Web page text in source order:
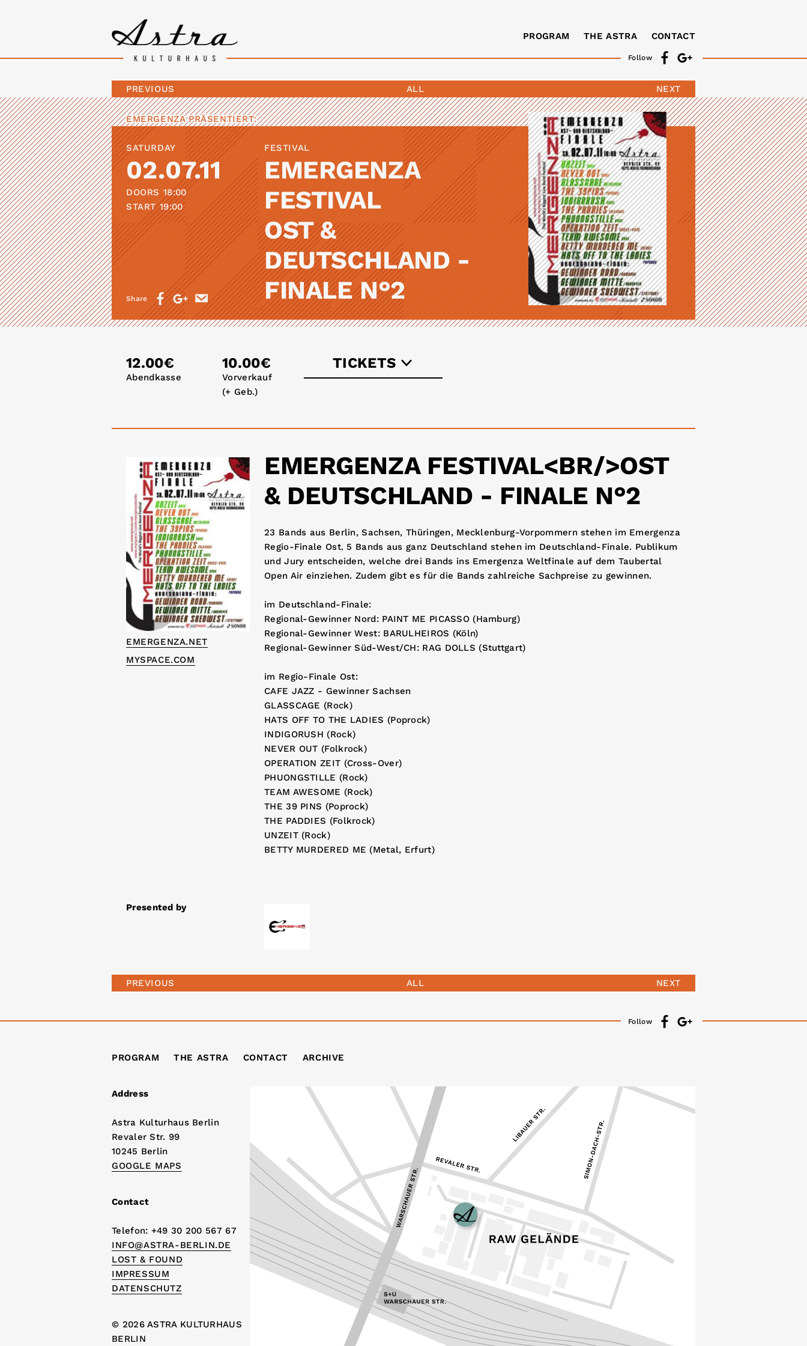
Follow
PROGRAM THE ASTRA CONTACT
PREVIOUS ALL NEXT
EMERGENZAPRÄSENTIERT:
SATURDAY
02.07.11
DOORS 18:00
START 19:00
FESTIVAL
EMERGENZA
FESTIVAL
OST &
DEUTSCHLAND -
FINALE N°2
Share
12.00€
Abendkasse
10.00€
Vorverkauf
(+ Geb.)
TICKETS
emergenza.net
EMERGENZA.NET
MYSPACE.COM
EMERGENZA FESTIVAL<BR/>OST
& DEUTSCHLAND - FINALE N°2
23 Bands aus Berlin, Sachsen, Thüringen, Mecklenburg-Vorpommern stehen im Emergenza
Regio-Finale Ost. 5 Bands aus ganz Deutschland stehen im Deutschland-Finale. Publikum
und Jury entscheiden, welche drei Bands ins Emergenza Weltfinale auf dem Taubertal
Open Air einziehen. Zudem gibt es für die Bands zahlreiche Sachpreise zu gewinnen.
im Deutschland-Finale:
Regional-Gewinner Nord: PAINT ME PICASSO (Hamburg)
Regional-Gewinner West: BARULHEIROS (Köln)
Regional-Gewinner Süd-West/CH: RAG DOLLS (Stuttgart)
im Regio-Finale Ost:
CAFE JAZZ - Gewinner Sachsen
GLASSCAGE (Rock)
HATS OFF TO THE LADIES (Poprock)
INDIGORUSH (Rock)
NEVER OUT (Folkrock)
OPERATION ZEIT (Cross-Over)
PHUONGSTILLE (Rock)
TEAM AWESOME (Rock)
THE 39 PINS (Poprock)
THE PADDIES (Folkrock)
UNZEIT (Rock)
BETTY MURDERED ME (Metal, Erfurt)
Presented by
PREVIOUS ALL NEXT
Follow
PROGRAM THE ASTRA CONTACT ARCHIVE
Address
Astra Kulturhaus Berlin
Revaler Str. 99
10245 Berlin
GOOGLE MAPS
Contact
Telefon: +49 30 200 567 67
INFO@ASTRA-BERLIN.DE
LOST & FOUND
IMPRESSUM
DATENSCHUTZ
© 2026 ASTRA KULTURHAUS
BERLIN